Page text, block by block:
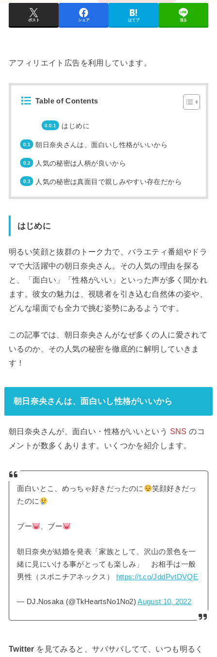
ポスト シェア はてブ 送る
アフィリエイト広告を利用しています。
Table of Contents
はじめに
朝日奈央さんは、面白いし性格がいいから
人気の秘密は人柄が良いから
人気の秘密は真面目で親しみやすい存在だから
はじめに
明るい笑顔と抜群のトーク力で、バラエティ番組やドラ
マで大活躍中の朝日奈央さん。その人気の理由を探る
と、「面白い」「性格がいい」といった声が多く聞かれ
ます。彼女の魅力は、視聴者を引き込む自然体の姿や、
どんな場面でも全力で挑む姿勢にあるようです。
この記事では、朝日奈央さんがなぜ多くの人に愛されて
いるのか、その人気の秘密を徹底的に解明していきま
す！
朝日奈央さんは、面白いし性格がいいから
朝日奈央さんが、面白い・性格がいいという SNS のコ
メントが数多くあります。いくつかを紹介します。
面白いとこ、めっちゃ好きだったのに
笑顔好きだっ
たのに
ブー 、ブー
朝日奈央が結婚を発表「家族として、沢山の景色を一
緒に見にいける事がとっても楽しみ」 お相手は一般
男性（スポニチアネックス）
https://t.co/JddPvtDVQE
— DJ.Nosaka (@TkHeartsNo1No2)August 10, 2022
Twitter を見てみると、サバサバしてて、いつも明るく